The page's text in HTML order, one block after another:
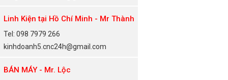
Linh Kiện tại Hồ Chí Minh - Mr Thành
Tel: 098 7979 266
kinhdoanh5.cnc24h@gmail.com
BÁN MÁY - Mr. Lộc